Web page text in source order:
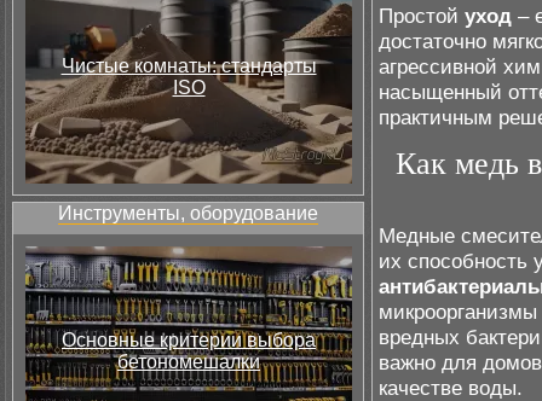
Чистые комнаты: стандарты
ISO
Инструменты, оборудование
Основные критерии выбора
бетономешалки
Простой уход –
достаточно
агрессивной
насыщенный
практичным
Как медь
Медные
их способность
вредных
важно для
качестве воды.